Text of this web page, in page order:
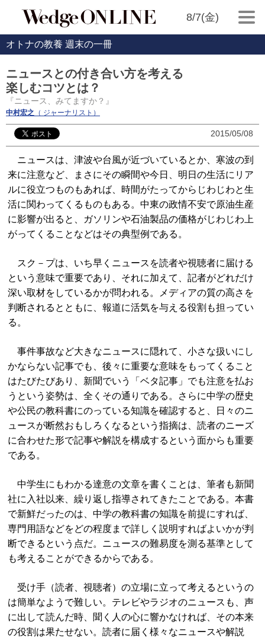
8/7(金)
オトナの教養 週末の一冊
ニュースとの付き合い方を考える
楽しむコツとは？
『ニュース、みてますか？』
中村宏之 （ ジャーナリスト）
2015/05/08
ニュースは、津波や台風が近づいているとか、寒波の到
来に注意など、まさにその瞬間や今日、明日の生活にリア
ルに役立つものもあれば、時間がたってからじわじわと生
活に関わってくるものもある。中東の政情不安で原油生産
に影響が出ると、ガソリンや石油製品の価格がじわじわ上
がってくることなどはその典型例である。
スク－プは、いち早くニュースを読者や視聴者に届ける
という意味で重要であり、それに加えて、記者がどれだけ
深い取材をしているかが問われる。メディアの質の高さを
判断されるとともに、報道に活気を与える役割も担ってい
る。
事件事故など大きなニュースに隠れて、小さな扱いにし
かならない記事でも、後々に重要な意味をもってくること
はたびたびあり、新聞でいう「ベタ記事」でも注意を払お
うという姿勢は、全くその通りである。さらに中学の歴史
や公民の教科書にのっている知識を確認すると、日々のニ
ュースが断然おもしろくなるという指摘は、読者のニーズ
に合わせた形で記事や解説を構成するという面からも重要
である。
中学生にもわかる達意の文章を書くことは、筆者も新聞
社に入社以来、繰り返し指導されてきたことである。本書
で新鮮だったのは、中学の教科書の知識を前提にすれば、
専門用語などをどの程度まで詳しく説明すればよいかが判
断できるという点だ。ニュースの難易度を測る基準として
も考えることができるからである。
受け手（読者、視聴者）の立場に立って考えるというの
は簡単なようで難しい。テレビやラジオのニュースも、声
に出して読んだ時、聞く人の心に響かなければ、その本来
の役割は果たせない。読者に届く様々なニュースや解説